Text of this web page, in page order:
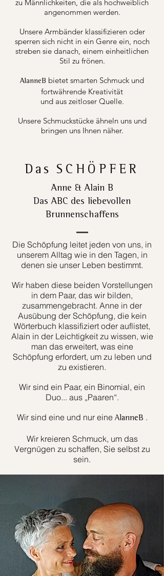
zu Männlichkeiten, die als hochweiblich
angenommen werden.
Unsere Armbänder klassifizieren oder
sperren sich nicht in ein Genre ein, noch
streben sie danach, einem einheitlichen
Stil zu frönen.
AlanneB bietet smarten Schmuck und
fortwährende Kreativität
und aus zeitloser Quelle.
Unsere Schmuckstücke ähneln uns und
bringen uns Ihnen näher.
Das SCHÖPFER
Anne & Alain B
Das ABC des liebevollen
Brunnenschaffens
Die Schöpfung leitet jeden von uns, in
unserem Alltag wie in den Tagen, in
denen sie unser Leben bestimmt.
Wir haben diese beiden Vorstellungen
in dem Paar, das wir bilden,
zusammengebracht. Anne in der
Ausübung der Schöpfung, die kein
Wörterbuch klassifiziert oder auflistet,
Alain in der Leichtigkeit zu wissen, wie
man das erweitert, was eine
Schöpfung erfordert, um zu leben und
zu existieren.
Wir sind ein Paar, ein Binomial, ein
Duo... aus „Paaren“.
Wir sind eine und nur eine AlanneB .
Wir kreieren Schmuck, um das
Vergnügen zu schaffen, Sie selbst zu
sein.